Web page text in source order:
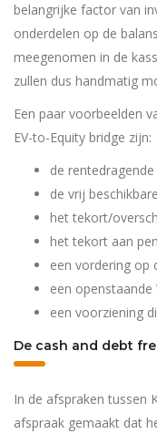
belangrijke factor van
onderdelen op de
meegenomen in de
zullen dus handmatig
Een paar voorbeelden
EV-to-Equity bridge zijn:
de
de vrij
het tekort/
het tekort aan
een vordering op
een openstaande
een voorziening
De cash and debt
In de afspraken tussen
afspraak gemaakt dat